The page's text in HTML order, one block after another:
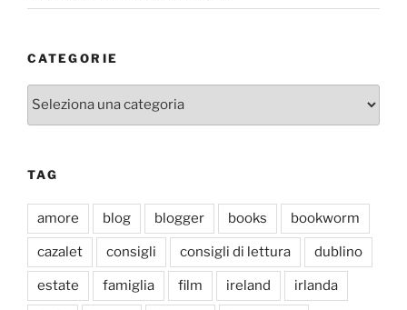
CATEGORIE
Categorie
TAG
amore blog blogger books bookworm
cazalet consigli consigli di lettura dublino
estate famiglia film ireland irlanda